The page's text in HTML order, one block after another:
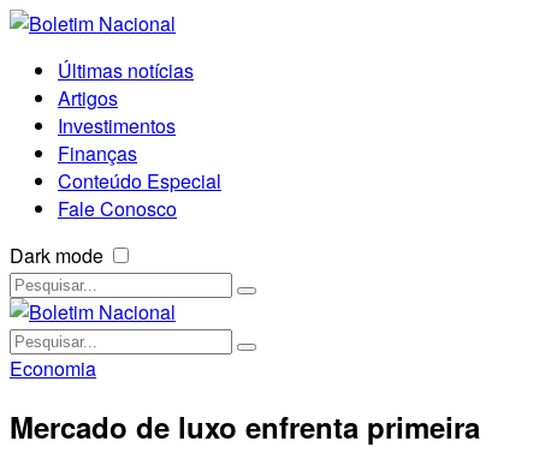
Últimas notícias
Artigos
Investimentos
Finanças
Conteúdo Especial
Fale Conosco
Dark mode
Economia
Mercado de luxo enfrenta primeira